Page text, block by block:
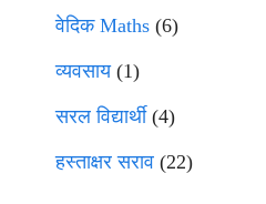
वेदिक Maths (6)
व्यवसाय(1)
सरल विद्यार्थी(4)
हस्ताक्षर सराव (22)